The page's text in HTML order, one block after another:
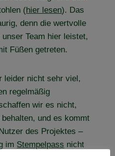
(hier lesen). Das
denn die wertvolle
Team hier leistet,
Füßen getreten.
leider nicht sehr viel,
regelmäßig
wir es nicht,
und es kommt
des Projektes –
im Stempelpass nicht